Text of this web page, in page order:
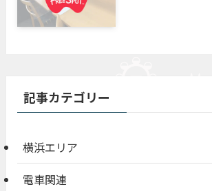
記事カテゴリー
横浜エリア
電車関連